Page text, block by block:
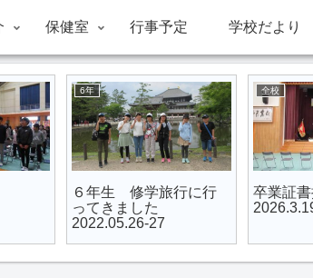
保健室 行事予定 学校だより
6年
修学旅行 2025.05.22
～23
全校
授業参観
級懇